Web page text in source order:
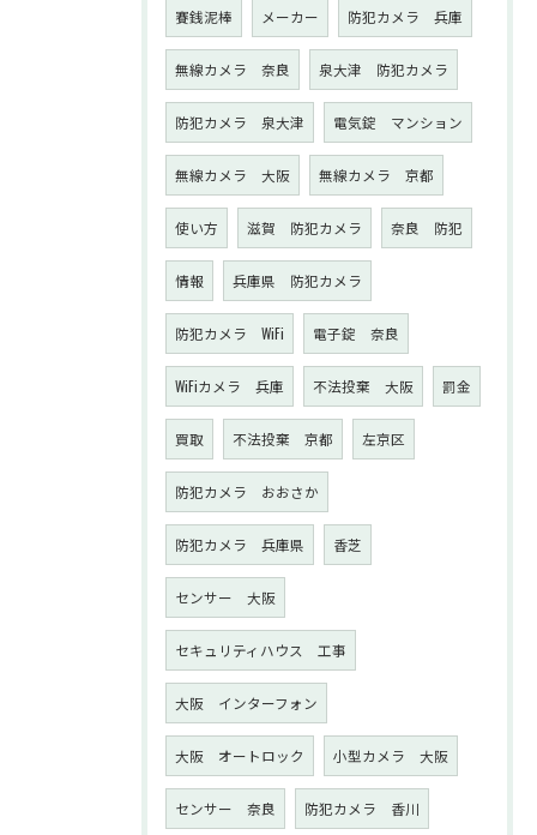
賽銭泥棒 メーカー 防犯カメラ 兵庫
無線カメラ 奈良 泉大津 防犯カメラ
防犯カメラ 泉大津 電気錠 マンション
無線カメラ 大阪 無線カメラ 京都
使い方 滋賀 防犯カメラ 奈良 防犯
情報 兵庫県 防犯カメラ
防犯カメラ WiFi 電子錠 奈良
WiFiカメラ 兵庫 不法投棄 大阪 罰金
買取 不法投棄 京都 左京区
防犯カメラ おおさか
防犯カメラ 兵庫県 香芝
センサー 大阪
セキュリティハウス 工事
大阪 インターフォン
大阪 オートロック 小型カメラ 大阪
センサー 奈良 防犯カメラ 香川